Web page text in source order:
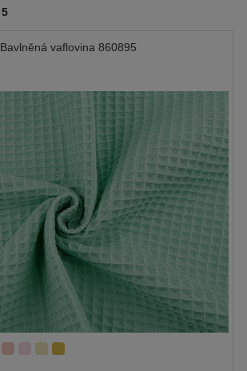
5
Bavlněná vaflovina 860895